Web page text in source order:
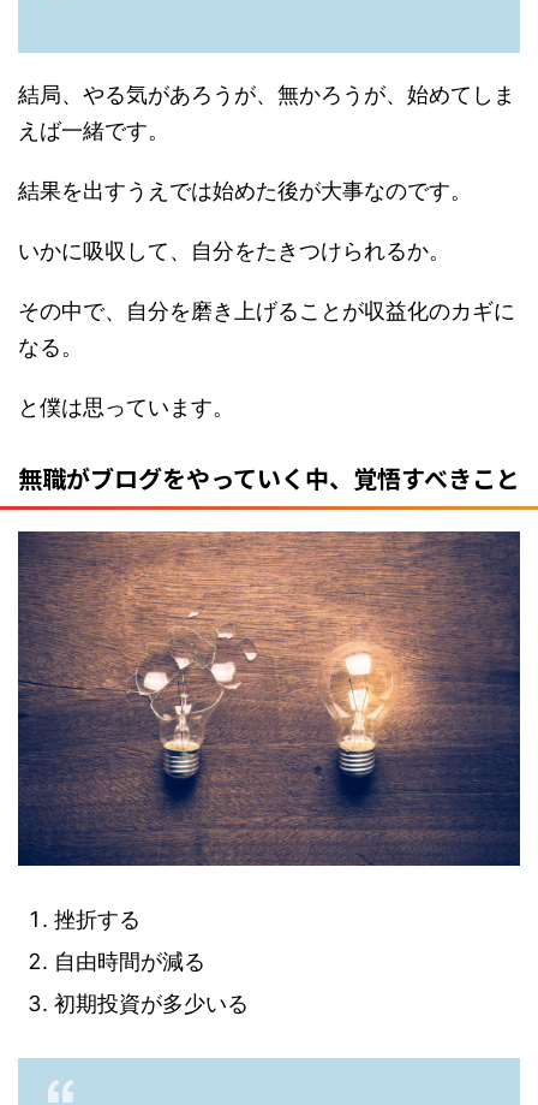
結局、やる気があろうが、無かろうが、始めてしま
えば一緒です。
結果を出すうえでは始めた後が大事なのです。
いかに吸収して、自分をたきつけられるか。
その中で、自分を磨き上げることが収益化のカギに
なる。
と僕は思っています。
無職がブログをやっていく中、覚悟すべきこと
挫折する
自由時間が減る
初期投資が多少いる